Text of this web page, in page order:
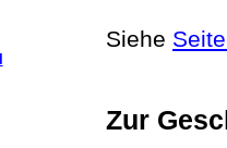
Siehe
Zur